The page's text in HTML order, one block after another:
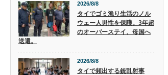
2026/8/8
タイでゴミ漁り生活のノル
ウェー人男性を保護。3年超
のオーバーステイ、母国へ
送還。
2026/8/8
タイで頻出する銃乱射事